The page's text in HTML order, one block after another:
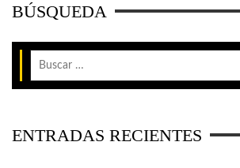
BÚSQUEDA
ENTRADAS RECIENTES